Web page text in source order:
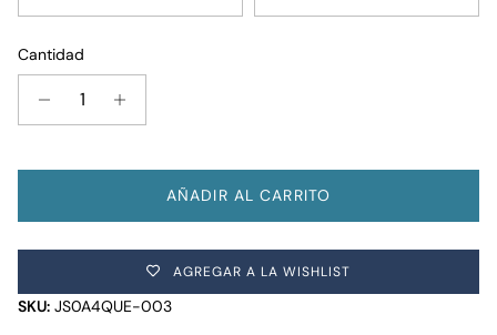
Cantidad
AÑADIR AL CARRITO
AGREGAR A LA WISHLIST
SKU: JS0A4QUE-003